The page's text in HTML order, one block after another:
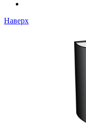
Наверх